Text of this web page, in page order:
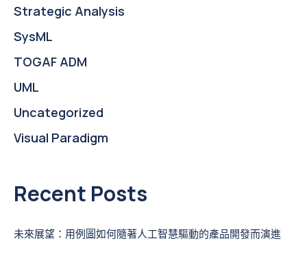
Strategic Analysis
SysML
TOGAF ADM
UML
Uncategorized
Visual Paradigm
Recent Posts
未來展望：用例圖如何隨著人工智慧驅動的產品開發而演進